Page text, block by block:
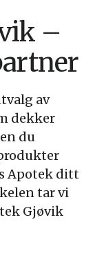
–
av
dekker
du
Apotek ditt
tar vi
Gjøvik